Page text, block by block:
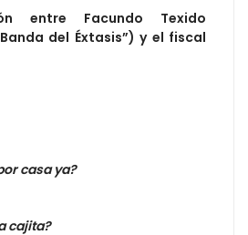
entre Facundo Texido
del Éxtasis”) y el fiscal
casa ya?
cajita?